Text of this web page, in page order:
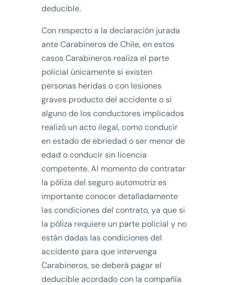
deducible.
Con respecto a la declaración jurada
ante Carabineros de Chile, en estos
casos Carabineros realiza el parte
policial únicamente si existen
personas heridas o con lesiones
graves producto del accidente o si
alguno de los conductores implicados
realizó un acto ilegal, como conducir
en estado de ebriedad o ser menor de
edad o conducir sin licencia
competente. Al momento de contratar
la póliza del seguro automotriz es
importante conocer detalladamente
las condiciones del contrato, ya que si
la póliza requiere un parte policial y no
están dadas las condiciones del
accidente para que intervenga
Carabineros, se deberá pagar el
deducible acordado con la compañía